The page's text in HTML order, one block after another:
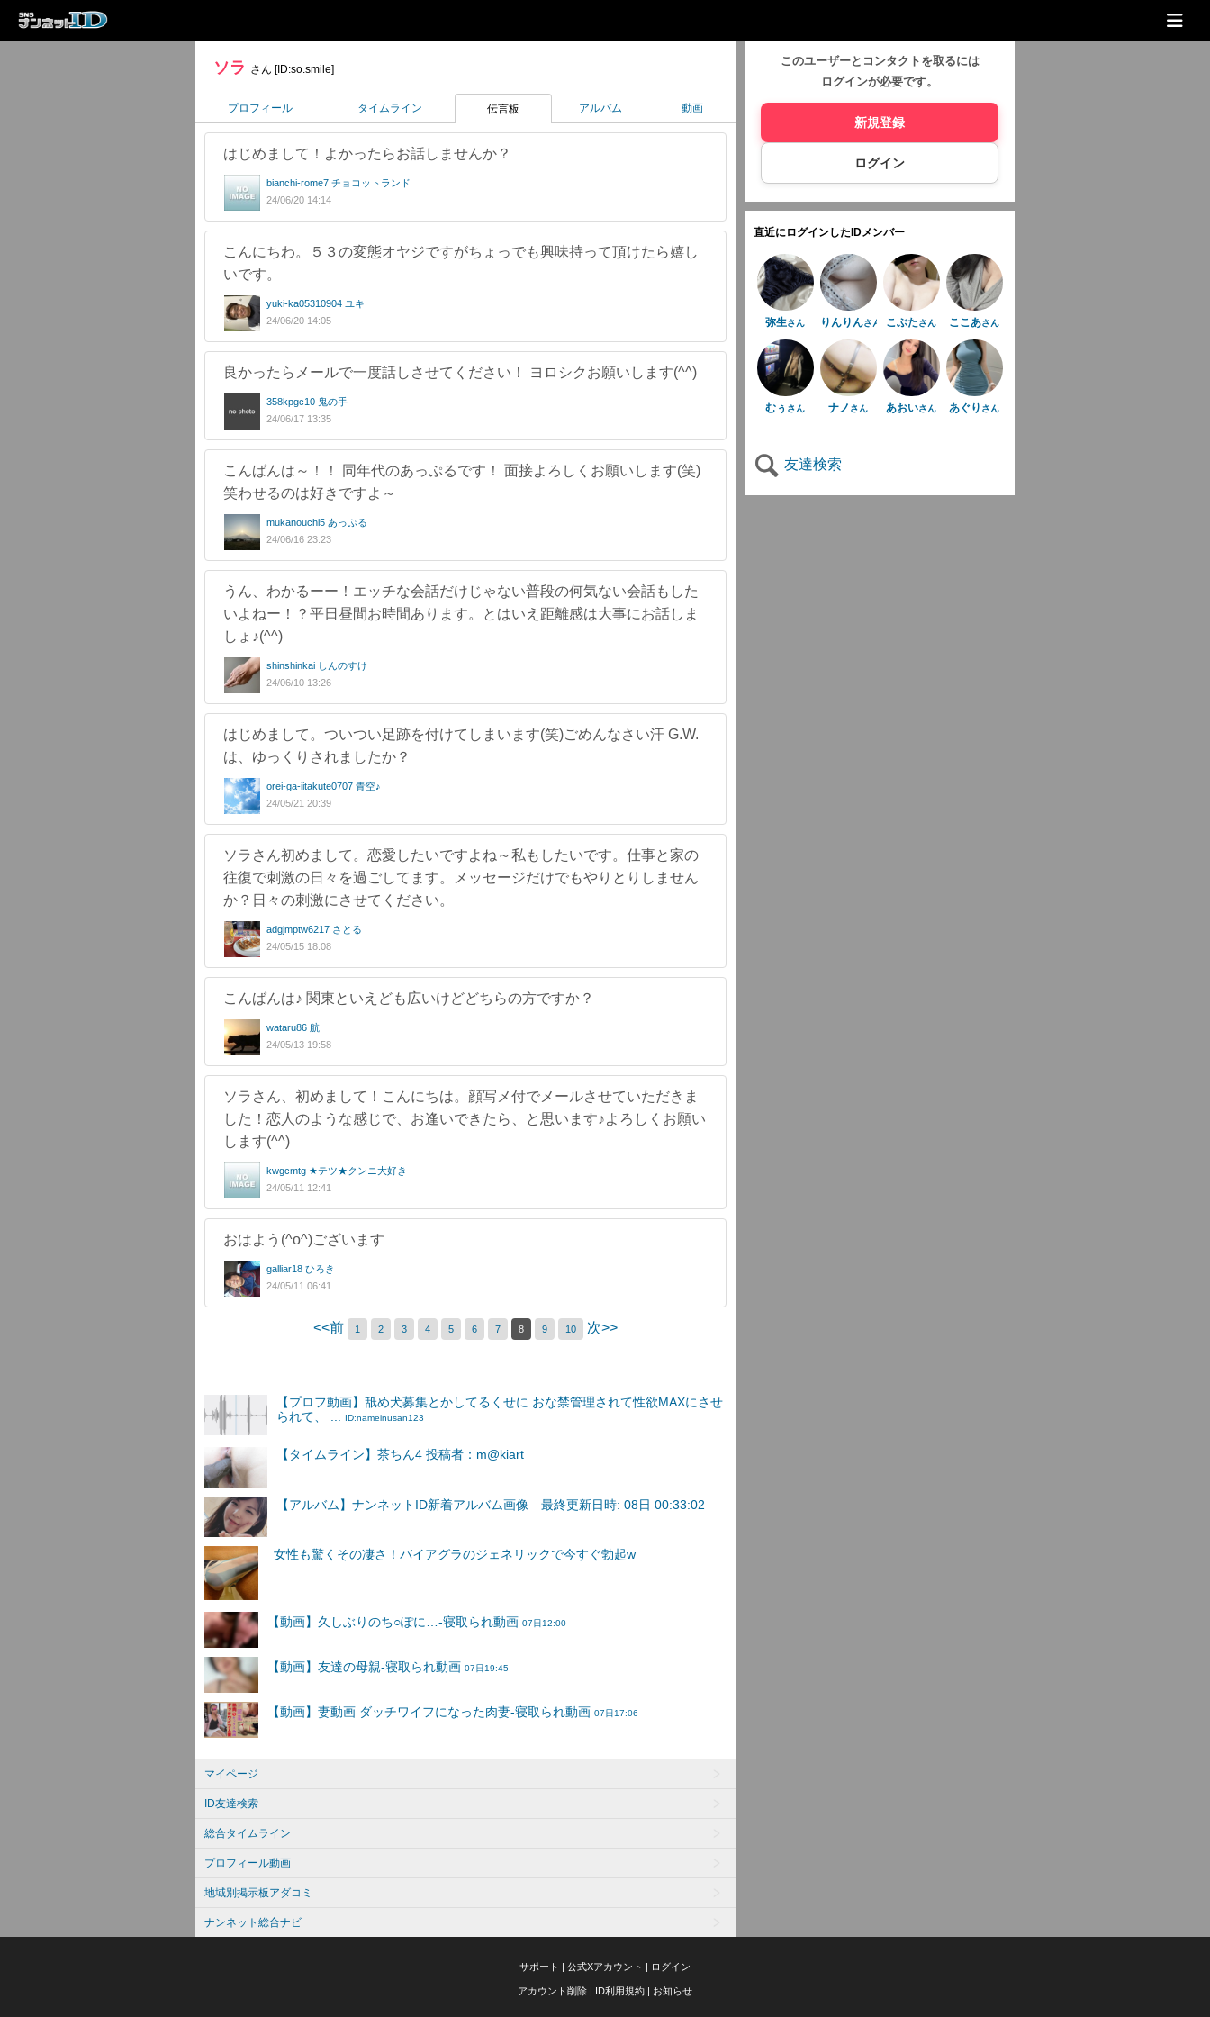
ソラ さん [ID:so.smile]
プロフィール タイムライン 伝言板 アルバム 動画
はじめまして！よかったらお話しませんか？
bianchi-rome7 チョコットランド
24/06/20 14:14
こんにちわ。５３の変態オヤジですがちょっでも興味持って頂けたら嬉し
いです。
yuki-ka05310904 ユキ
24/06/20 14:05
良かったらメールで一度話しさせてください！ ヨロシクお願いします(^^)
358kpgc10 鬼の手
24/06/17 13:35
こんばんは～！！ 同年代のあっぷるです！ 面接よろしくお願いします(笑)
笑わせるのは好きですよ～
mukanouchi5 あっぷる
24/06/16 23:23
うん、わかるーー！エッチな会話だけじゃない普段の何気ない会話もした
いよねー！？平日昼間お時間あります。とはいえ距離感は大事にお話しま
しょ♪(^^)
shinshinkai しんのすけ
24/06/10 13:26
はじめまして。ついつい足跡を付けてしまいます(笑)ごめんなさい汗 G.W.
は、ゆっくりされましたか？
orei-ga-iitakute0707 青空♪
24/05/21 20:39
ソラさん初めまして。恋愛したいですよね～私もしたいです。仕事と家の
往復で刺激の日々を過ごしてます。メッセージだけでもやりとりしません
か？日々の刺激にさせてください。
adgjmptw6217 さとる
24/05/15 18:08
こんばんは♪ 関東といえども広いけどどちらの方ですか？
wataru86 航
24/05/13 19:58
ソラさん、初めまして！こんにちは。顔写メ付でメールさせていただきま
した！恋人のような感じで、お逢いできたら、と思います♪よろしくお願い
します(^^)
kwgcmtg ★テツ★クンニ大好き
24/05/11 12:41
おはよう(^o^)ございます
galliar18 ひろき
24/05/11 06:41
<<前 1 2 3 4 5 6 7 8 9 10 次>>
【プロフ動画】舐め犬募集とかしてるくせに おな禁管理されて性欲MAXにさせ
られて、 ...
ID:nameinusan123
【タイムライン】茶ちん4 投稿者：m@kiart
【アルバム】ナンネットID新着アルバム画像 最終更新日時: 08日 00:33:02
マイページ
ID友達検索
総合タイムライン
プロフィール動画
地域別掲示板アダコミ
ナンネット総合ナビ
このユーザーとコンタクトを取るには
ログインが必要です。
新規登録
ログイン
直近にログインしたIDメンバー
弥生さん りんりんさん こぶたさん ここあさん
むぅ さん ナノ さん あおいさん あぐり さん
友達検索
サポート | 公式Xアカウント | ログイン
アカウント削除 | ID利用規約 | お知らせ